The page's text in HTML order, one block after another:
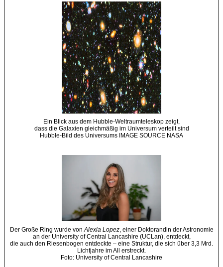
Ein Blick aus dem Hubble-Weltraumteleskop zeigt,
dass die Galaxien gleichmäßig im Universum verteilt sind
Hubble-Bild des Universums IMAGE SOURCE NASA
Der Große Ring wurde von Alexia Lopez, einer Doktorandin der Astronomie
an der University of Central Lancashire (UCLan), entdeckt,
die auch den Riesenbogen entdeckte – eine Struktur, die sich über 3,3 Mrd.
Lichtjahre im All erstreckt.
Foto: University of Central Lancashire